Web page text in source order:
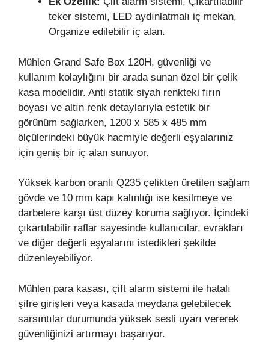
teker sistemi, LED aydınlatmalı iç mekan,
Organize edilebilir iç alan.
Mühlen Grand Safe Box 120H, güvenliği ve
kullanım kolaylığını bir arada sunan özel bir çelik
kasa modelidir. Anti statik siyah renkteki fırın
boyası ve altın renk detaylarıyla estetik bir
görünüm sağlarken, 1200 x 585 x 485 mm
ölçülerindeki büyük hacmiyle değerli eşyalarınız
için geniş bir iç alan sunuyor.
Yüksek karbon oranlı Q235 çelikten üretilen sağlam
gövde ve 10 mm kapı kalınlığı ise kesilmeye ve
darbelere karşı üst düzey koruma sağlıyor. İçindeki
çıkartılabilir raflar sayesinde kullanıcılar, evrakları
ve diğer değerli eşyalarını istedikleri şekilde
düzenleyebiliyor.
Mühlen para kasası, çift alarm sistemi ile hatalı
şifre girişleri veya kasada meydana gelebilecek
sarsıntılar durumunda yüksek sesli uyarı vererek
güvenliğinizi artırmayı başarıyor.